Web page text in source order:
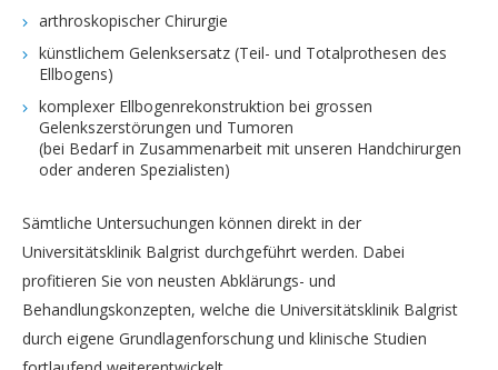
arthroskopischer Chirurgie
künstlichem Gelenksersatz (Teil- und Totalprothesen des
Ellbogens)
komplexer Ellbogenrekonstruktion bei grossen
Gelenkszerstörungen und Tumoren
(bei Bedarf in Zusammenarbeit mit unseren Handchirurgen
oder anderen Spezialisten)
Sämtliche Untersuchungen können direkt in der
Universitätsklinik Balgrist durchgeführt werden. Dabei
profitieren Sie von neusten Abklärungs- und
Behandlungskonzepten, welche die Universitätsklinik Balgrist
durch eigene Grundlagenforschung und klinische Studien